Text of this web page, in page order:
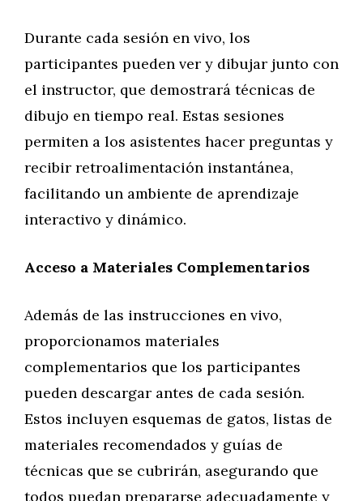
Durante cada sesión en vivo, los
participantes pueden ver y dibujar junto con
el instructor, que demostrará técnicas de
dibujo en tiempo real. Estas sesiones
permiten a los asistentes hacer preguntas y
recibir retroalimentación instantánea,
facilitando un ambiente de aprendizaje
interactivo y dinámico.
Acceso a Materiales Complementarios
Además de las instrucciones en vivo,
proporcionamos materiales
complementarios que los participantes
pueden descargar antes de cada sesión.
Estos incluyen esquemas de gatos, listas de
materiales recomendados y guías de
técnicas que se cubrirán, asegurando que
todos puedan prepararse adecuadamente y